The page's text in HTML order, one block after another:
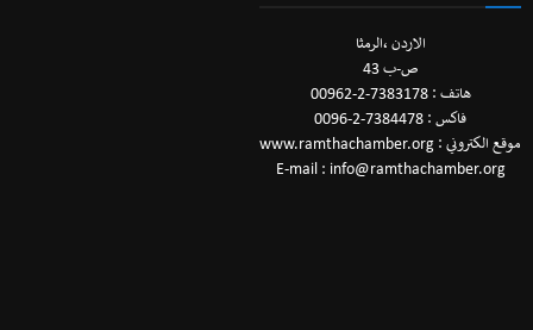
الاردن ،الرمثا
ص-ب 43
هاتف : 7383178-2-00962
فاكس : 7384478-2-0096
موقع الكتروني : www.ramthachamber.org
E-mail : info@ramthachamber.org